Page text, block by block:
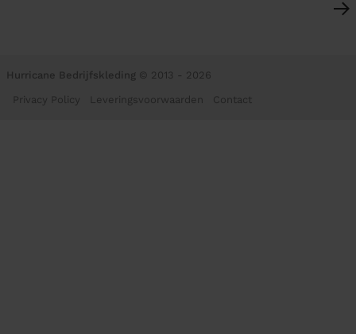
Hurricane Bedrijfskleding © 2013 - 2026
Privacy Policy Leveringsvoorwaarden Contact